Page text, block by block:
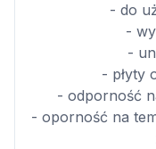
- do
-
-
- płyty
- odporność
- oporność na